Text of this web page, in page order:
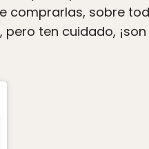
comprarlas, sobre
ten cuidado, ¡son